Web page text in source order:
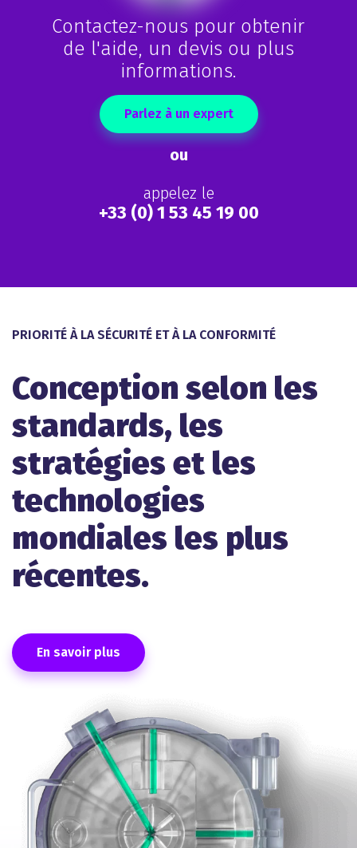
Contactez-nous pour obtenir
de l'aide, un devis ou plus
informations.
Parlez à un expert
ou
appelez le
+33 (0) 1 53 45 19 00
PRIORITÉ À LA SÉCURITÉ ET À LA CONFORMITÉ
Conception selon les
standards, les
stratégies et les
technologies
mondiales les plus
récentes.
En savoir plus